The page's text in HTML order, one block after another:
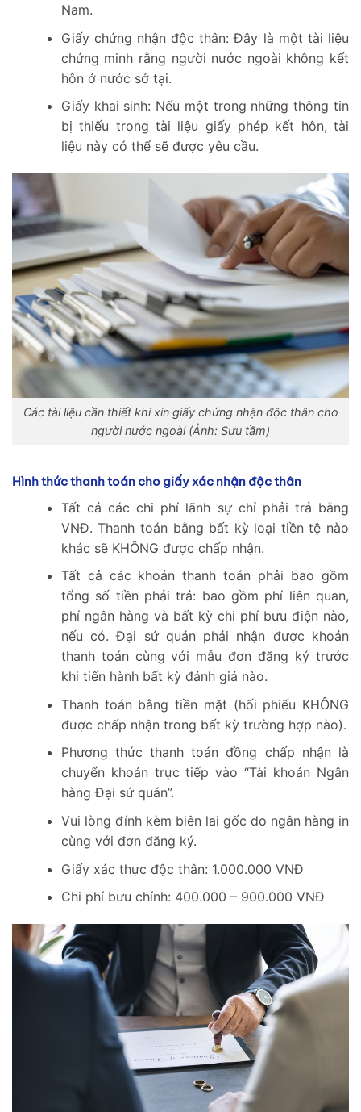
Nam.
Giấy chứng nhận độc thân: Đây là một tài liệu
chứng minh rằng người nước ngoài không kết
hôn ở nước sở tại.
Giấy khai sinh: Nếu một trong những thông tin
bị thiếu trong tài liệu giấy phép kết hôn, tài
liệu này có thể sẽ được yêu cầu.
Các tài liệu cần thiết khi xin giấy chứng nhận độc thân cho
người nước ngoài (Ảnh: Sưu tầm)
Hình thức thanh toán cho giấy xác nhận độc thân
Tất cả các chi phí lãnh sự chỉ phải trả bằng
VNĐ. Thanh toán bằng bất kỳ loại tiền tệ nào
khác sẽ KHÔNG được chấp nhận.
Tất cả các khoản thanh toán phải bao gồm
tổng số tiền phải trả: bao gồm phí liên quan,
phí ngân hàng và bất kỳ chi phí bưu điện nào,
nếu có. Đại sứ quán phải nhận được khoản
thanh toán cùng với mẫu đơn đăng ký trước
khi tiến hành bất kỳ đánh giá nào.
Thanh toán bằng tiền mặt (hối phiếu KHÔNG
được chấp nhận trong bất kỳ trường hợp nào).
Phương thức thanh toán đồng chấp nhận là
chuyển khoản trực tiếp vào “Tài khoản Ngân
hàng Đại sứ quán”.
Vui lòng đính kèm biên lai gốc do ngân hàng in
cùng với đơn đăng ký.
Giấy xác thực độc thân: 1.000.000 VNĐ
Chi phí bưu chính: 400.000 – 900.000 VNĐ